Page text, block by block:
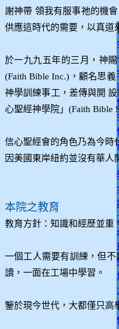
謝神帶 領我有服事祂的機
供應這時代的需要，以真道
於一九九五年的三月，神
(Faith Bible Inc.)，顧名思
神學訓練事工，差傳與開
心聖經神學院」(Faith Bible
信心聖經會的角色乃為今時
因美國東岸紐約並沒有華人
本院之教育
教育方針：知識和經歷並重
一個工人需要有訓練，但
讀，一面在工場中學習。
鑒於現今世代，大都僅只高